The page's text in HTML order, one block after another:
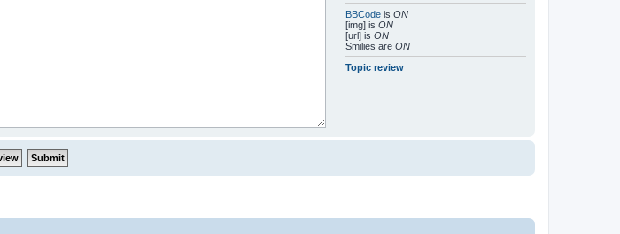
BBCode isON
[img] isON
[url] isON
Smilies areON
Topic review